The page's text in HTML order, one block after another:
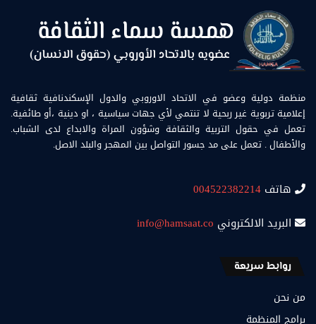
منظمة دولية وعضو في الاتحاد الاوروبي والدول الإسكندنافية ثقافية
إعلامية تربوية غير ربحية لا تنتمي لأي جهات سياسية ، او دينية ،أو طائفية.
تعمل في حقول التربية والثقافة وشؤون المراة والابداع لدى الشباب.
والأطفال . تعمل على مد جسور التواصل بين المهجر والبلد الاصل.
هاتف 004522382214
البريد الالكتروني info@hamsaat.co
روابط سريعة
من نحن
برامج المنظمة